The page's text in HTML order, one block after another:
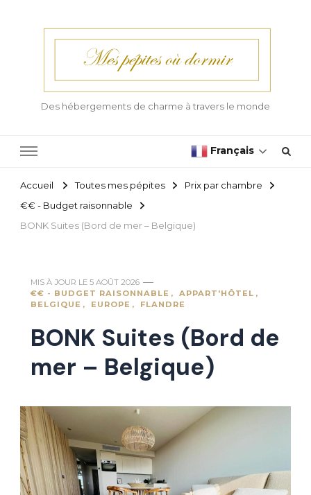
Des hébergements de charme à travers le monde
Français
Accueil Toutes mes pépites
Prix par chambre
€€ - Budget raisonnable
BONK Suites (Bord de mer – Belgique)
MIS À JOUR LE 5 AOÛT 2026
€€ - BUDGET RAISONNABLE
APPART'HÔTEL
BELGIQUE
EUROPE FLANDRE
BONK Suites (Bord de
mer – Belgique)